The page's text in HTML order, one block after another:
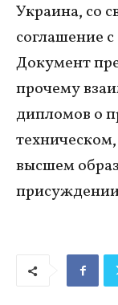
Украина, со
соглашение
Документ
прочему
дипломов о
высшем